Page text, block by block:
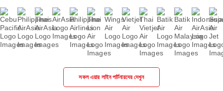
সকল এয়ার লাইন পার্টনারদের দেখুন